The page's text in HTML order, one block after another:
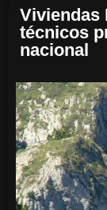
Viviendas
técnicos
nacional